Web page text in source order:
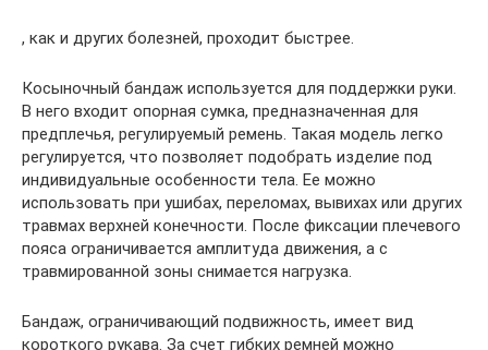
, как и других болезней, проходит быстрее.
Косыночный бандаж используется для поддержки руки.
В него входит опорная сумка, предназначенная для
предплечья, регулируемый ремень. Такая модель легко
регулируется, что позволяет подобрать изделие под
индивидуальные особенности тела. Ее можно
использовать при ушибах, переломах, вывихах или других
травмах верхней конечности. После фиксации плечевого
пояса ограничивается амплитуда движения, а с
травмированной зоны снимается нагрузка.
Бандаж, ограничивающий подвижность, имеет вид
короткого рукава. За счет гибких ремней можно